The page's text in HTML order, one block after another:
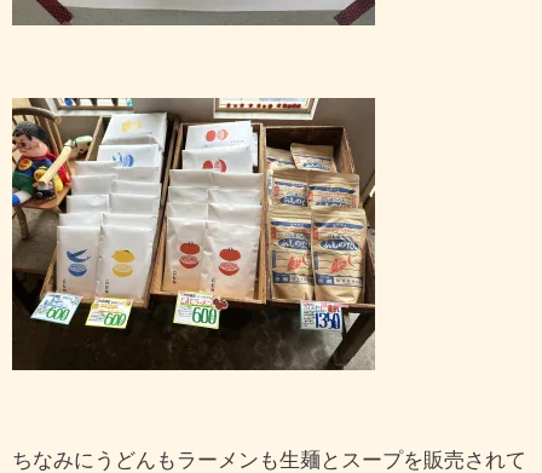
ちなみにうどんもラーメンも生麺とスープを販売されて